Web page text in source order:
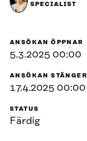
SPECIALIST
ANSÖKAN ÖPPNAR
5.3.2025 00:00
ANSÖKAN STÄNGER
17.4.2025 00:00
STATUS
Färdig